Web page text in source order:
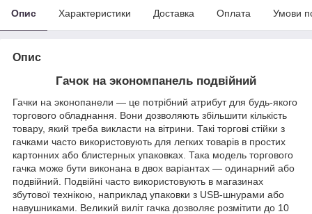
Опис Характеристики Доставка Оплата Умови
Опис
Гачок на экономпанель подвійний
Гачки на эконопанели — це потрібний атрибут для будь-якого
торгового обладнання. Вони дозволяють збільшити кількість
товару, який треба викласти на вітрини. Такі торгові стійки з
гачками часто використовують для легких товарів в простих
картонних або блистерных упаковках. Така модель торгового
гачка може бути виконана в двох варіантах — одинарний або
подвійний. Подвійні часто використовують в магазинах
збутової технікою, наприклад упаковки з USB-шнурами або
навушниками. Великий виліт гачка дозволяє розмітити до 10